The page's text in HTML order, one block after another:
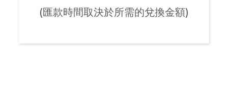
(匯款時間取決於所需的兌換金額)